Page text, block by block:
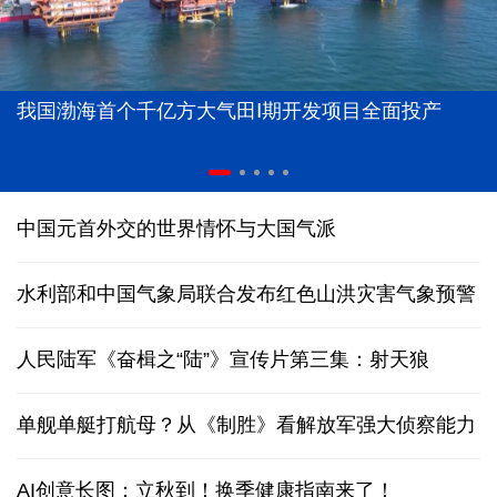
我国渤海首个千亿方大气田Ⅰ期开发项目全面投产
中国元首外交的世界情怀与大国气派
水利部和中国气象局联合发布红色山洪灾害气象预警
人民陆军《奋楫之“陆”》宣传片第三集：射天狼
单舰单艇打航母？从《制胜》看解放军强大侦察能力
AI创意长图：立秋到！换季健康指南来了！